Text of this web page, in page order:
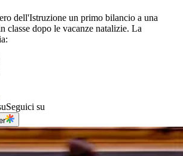
dell'Istruzione un primo bilancio a una
classe dopo le vacanze natalizie. La
Seguici su